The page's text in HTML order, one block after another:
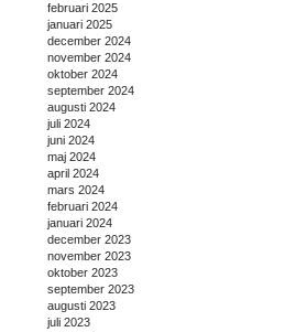
februari 2025
januari 2025
december 2024
november 2024
oktober 2024
september 2024
augusti 2024
juli 2024
juni 2024
maj 2024
april 2024
mars 2024
februari 2024
januari 2024
december 2023
november 2023
oktober 2023
september 2023
augusti 2023
juli 2023